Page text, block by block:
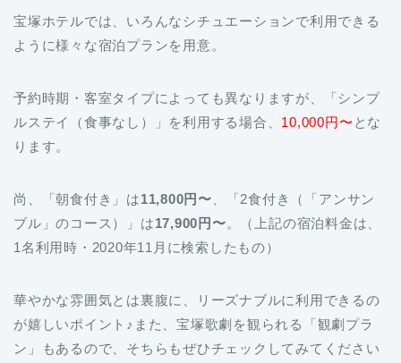
宝塚ホテルでは、いろんなシチュエーションで利用できる
ように様々な宿泊プランを用意。
予約時期・客室タイプによっても異なりますが、「シンプ
ルステイ（食事なし）」を利用する場合、 10,000円〜 とな
ります。
尚、「朝食付き」は11,800円〜 、「2食付き（「アンサン
ブル」のコース）」は17,900円〜。（上記の宿泊料金は、
1名利用時・2020年11月に検索したもの）
華やかな雰囲気とは裏腹に、リーズナブルに利用できるの
が嬉しいポイント♪また、宝塚歌劇を観られる「観劇プラ
ン」もあるので、そちらもぜひチェックしてみてください